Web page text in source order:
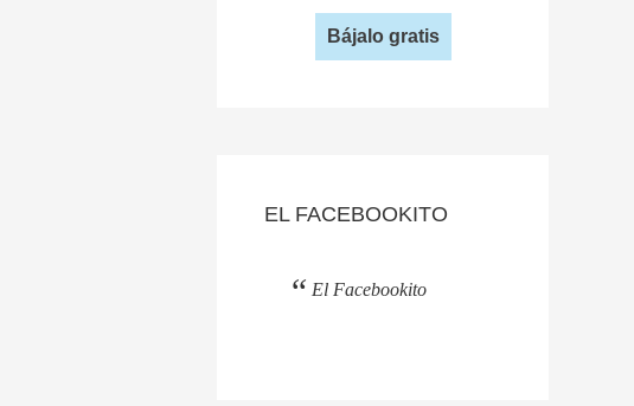
Bájalo gratis
EL FACEBOOKITO
El Facebookito